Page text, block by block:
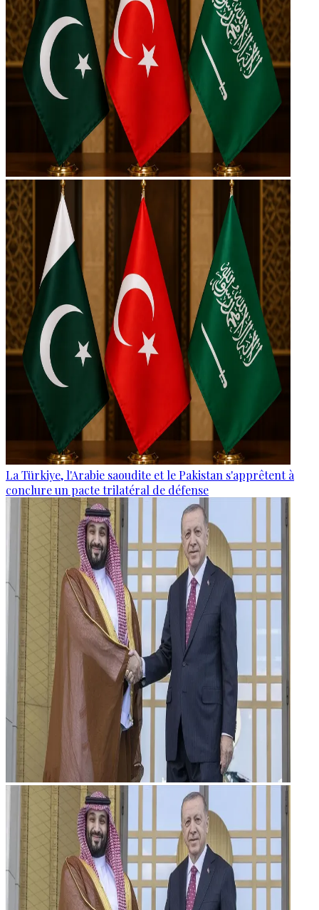
La Türkiye, l'Arabie saoudite et le Pakistan s'apprêtent à
conclure un pacte trilatéral de défense